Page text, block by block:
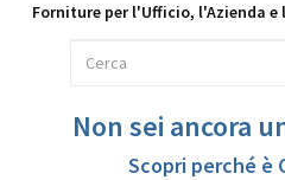
Forniture per l'Ufficio, l'Azienda
Non sei ancora
Scopri perché è